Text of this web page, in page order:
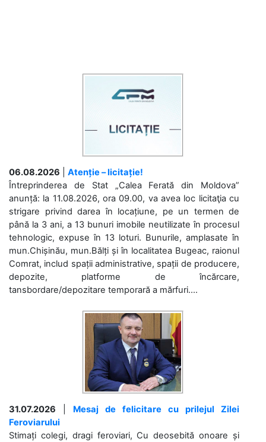
06.08.2026
Atenție – licitație!
Întreprinderea de Stat „Calea Ferată din Moldova”
anunță: la 11.08.2026, ora 09.00, va avea loc licitaţia cu
strigare privind darea în locațiune, pe un termen de
până la 3 ani, a 13 bunuri imobile neutilizate în procesul
tehnologic, expuse în 13 loturi. Bunurile, amplasate în
mun.Chișinău, mun.Bălți și în localitatea Bugeac, raionul
Comrat, includ spații administrative, spații de producere,
depozite, platforme de încărcare,
tansbordare/depozitare temporară a mărfuri....
31.07.2026
Mesaj de felicitare cu prilejul Zilei
Feroviarului
Stimați colegi, dragi feroviari, Cu deosebită onoare și